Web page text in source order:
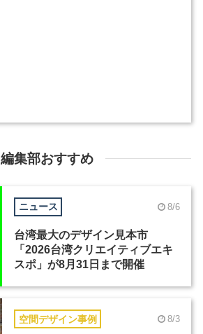
編集部おすすめ
ニュース 8/6
台湾最大のデザイン見本市
「2026台湾クリエイティブエキ
スポ」が8月31日まで開催
空間デザイン事例 8/3